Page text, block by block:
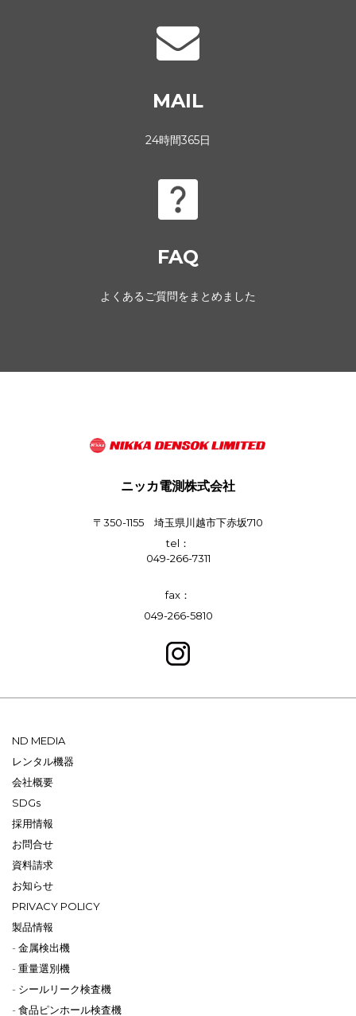
MAIL
24時間365日
FAQ
よくあるご質問をまとめました
ニッカ電測株式会社
〒350-1155 埼玉県川越市下赤坂710
tel：
049-266-7311
fax：
049-266-5810
ND MEDIA
レンタル機器
会社概要
SDGs
採用情報
お問合せ
資料請求
お知らせ
PRIVACY POLICY
製品情報
金属検出機
重量選別機
シールリーク検査機
食品ピンホール検査機